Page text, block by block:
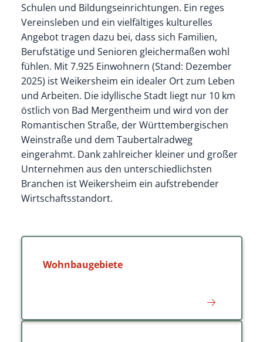
Schulen und Bildungseinrichtungen. Ein reges
Vereinsleben und ein vielfältiges kulturelles
Angebot tragen dazu bei, dass sich Familien,
Berufstätige und Senioren gleichermaßen wohl
fühlen. Mit 7.925 Einwohnern (Stand: Dezember
2025) ist Weikersheim ein idealer Ort zum Leben
und Arbeiten. Die idyllische Stadt liegt nur 10 km
östlich von Bad Mergentheim und wird von der
Romantischen Straße, der Württembergischen
Weinstraße und dem Taubertalradweg
eingerahmt. Dank zahlreicher kleiner und großer
Unternehmen aus den unterschiedlichsten
Branchen ist Weikersheim ein aufstrebender
Wirtschaftsstandort.
Wohnbaugebiete